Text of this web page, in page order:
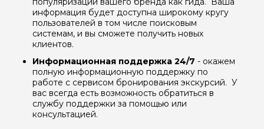
информация будет доступна широкому кругу
пользователей в том числе поисковым
системам, и вы сможете получить новых
клиентов.
Информационная поддержка 24/7 - окажем
полную информационную поддержку по
работе с сервисом бронирования экскурсий. У
вас всегда есть возможность обратиться в
службу поддержки за помощью или
консультацией.
Как вас зовут
Ваша электронная почта
Ваш номер телефона